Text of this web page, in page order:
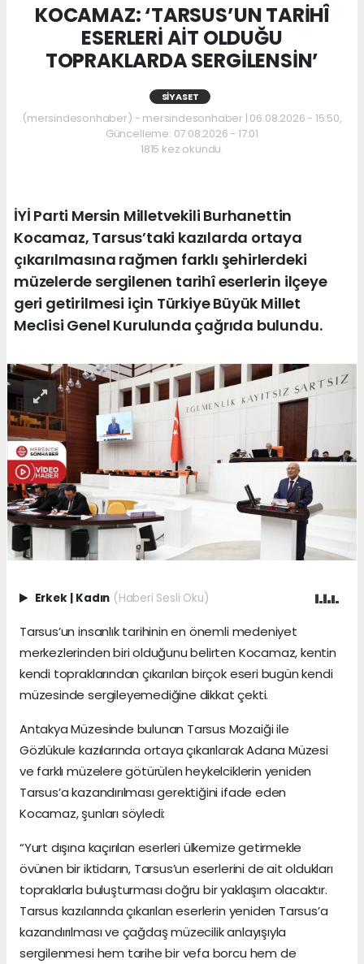
KOCAMAZ: ‘TARSUS’UN TARİHÎ
ESERLERİ AİT OLDUĞU
TOPRAKLARDA SERGİLENSİN’
SIYASET
(mersindesonhaber) - mersindesonhaber | 06.08.2026 - 15:50,
Güncelleme: 07.08.2026 - 17:01
1815 kez okundu.
İYİ Parti Mersin Milletvekili Burhanettin
Kocamaz, Tarsus’taki kazılarda ortaya
çıkarılmasına rağmen farklı şehirlerdeki
müzelerde sergilenen tarihî eserlerin ilçeye
geri getirilmesi için Türkiye Büyük Millet
Meclisi Genel Kurulunda çağrıda bulundu.
Erkek | Kadın (Haberi Sesli Oku)
Tarsus’un insanlık tarihinin en önemli medeniyet
merkezlerinden biri olduğunu belirten Kocamaz, kentin
kendi topraklarından çıkarılan birçok eseri bugün kendi
müzesinde sergileyemediğine dikkat çekti.
Antakya Müzesinde bulunan Tarsus Mozaiği ile
Gözlükule kazılarında ortaya çıkarılarak Adana Müzesi
ve farklı müzelere götürülen heykelciklerin yeniden
Tarsus’a kazandırılması gerektiğini ifade eden
Kocamaz, şunları söyledi:
“Yurt dışına kaçırılan eserleri ülkemize getirmekle
övünen bir iktidarın, Tarsus’un eserlerini de ait oldukları
topraklarla buluşturması doğru bir yaklaşım olacaktır.
Tarsus kazılarında çıkarılan eserlerin yeniden Tarsus’a
kazandırılması ve çağdaş müzecilik anlayışıyla
sergilenmesi hem tarihe bir vefa borcu hem de